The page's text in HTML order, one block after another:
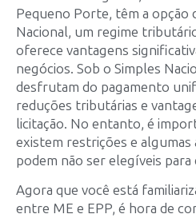
Pequeno Porte, têm a opção
Nacional, um regime
oferece vantagens
negócios. Sob o Simples
desfrutam do pagamento
reduções tributárias e
licitação. No entanto, é
existem restrições e algumas
podem não ser elegíveis para
Agora que você está
entre ME e EPP, é hora de